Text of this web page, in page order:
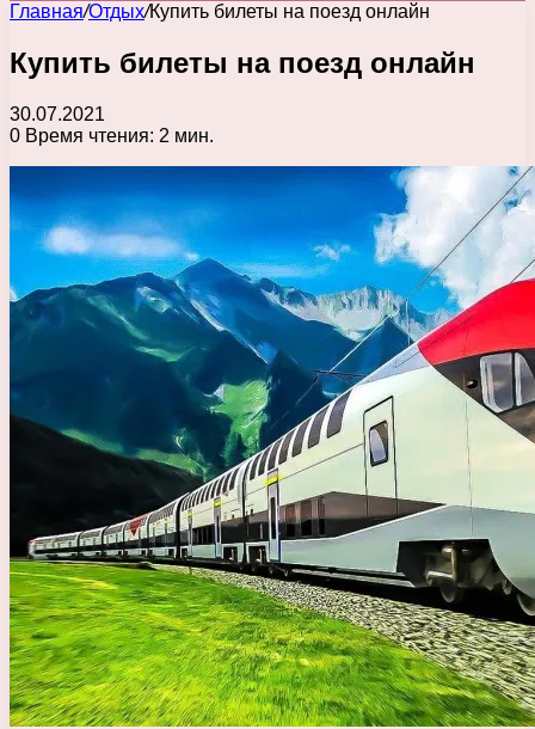
Главная/Отдых/Купить билеты на поезд онлайн
Купить билеты на поезд онлайн
30.07.2021
0 Время чтения: 2 мин.